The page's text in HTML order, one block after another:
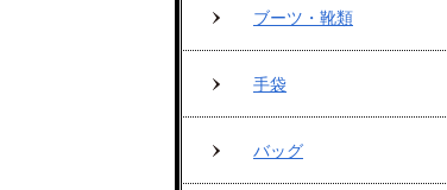
ブーツ・靴類
手袋
バッグ